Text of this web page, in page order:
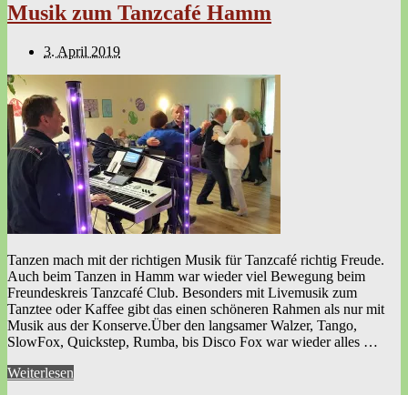
Musik zum Tanzcafé Hamm
3. April 2019
Tanzen mach mit der richtigen Musik für Tanzcafé richtig Freude.
Auch beim Tanzen in Hamm war wieder viel Bewegung beim
Freundeskreis Tanzcafé Club. Besonders mit Livemusik zum
Tanztee oder Kaffee gibt das einen schöneren Rahmen als nur mit
Musik aus der Konserve.Über den langsamer Walzer, Tango,
SlowFox, Quickstep, Rumba, bis Disco Fox war wieder alles …
Weiterlesen